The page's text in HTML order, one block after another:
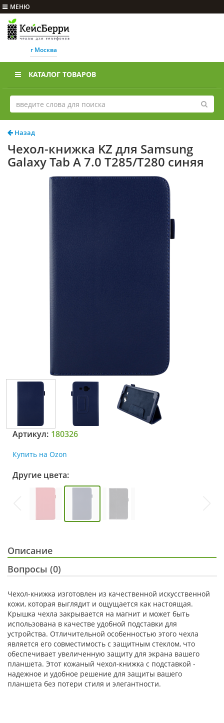
МЕНЮ
г Москва
КАТАЛОГ ТОВАРОВ
Назад
Чехол-книжка KZ для Samsung
Galaxy Tab A 7.0 T285/T280 синяя
Артикул: 180326
Купить на Ozon
Другие цвета:
Описание
Вопросы (0)
Чехол-книжка изготовлен из качественной искусственной
кожи, которая выглядит и ощущается как настоящая.
Крышка чехла закрывается на магнит и может быть
использована в качестве удобной подставки для
устройства. Отличительной особенностью этого чехла
является его совместимость с защитным стеклом, что
обеспечивает увеличенную защиту для экрана вашего
планшета. Этот кожаный чехол-книжка с подставкой -
надежное и удобное решение для защиты вашего
планшета без потери стиля и элегантности.